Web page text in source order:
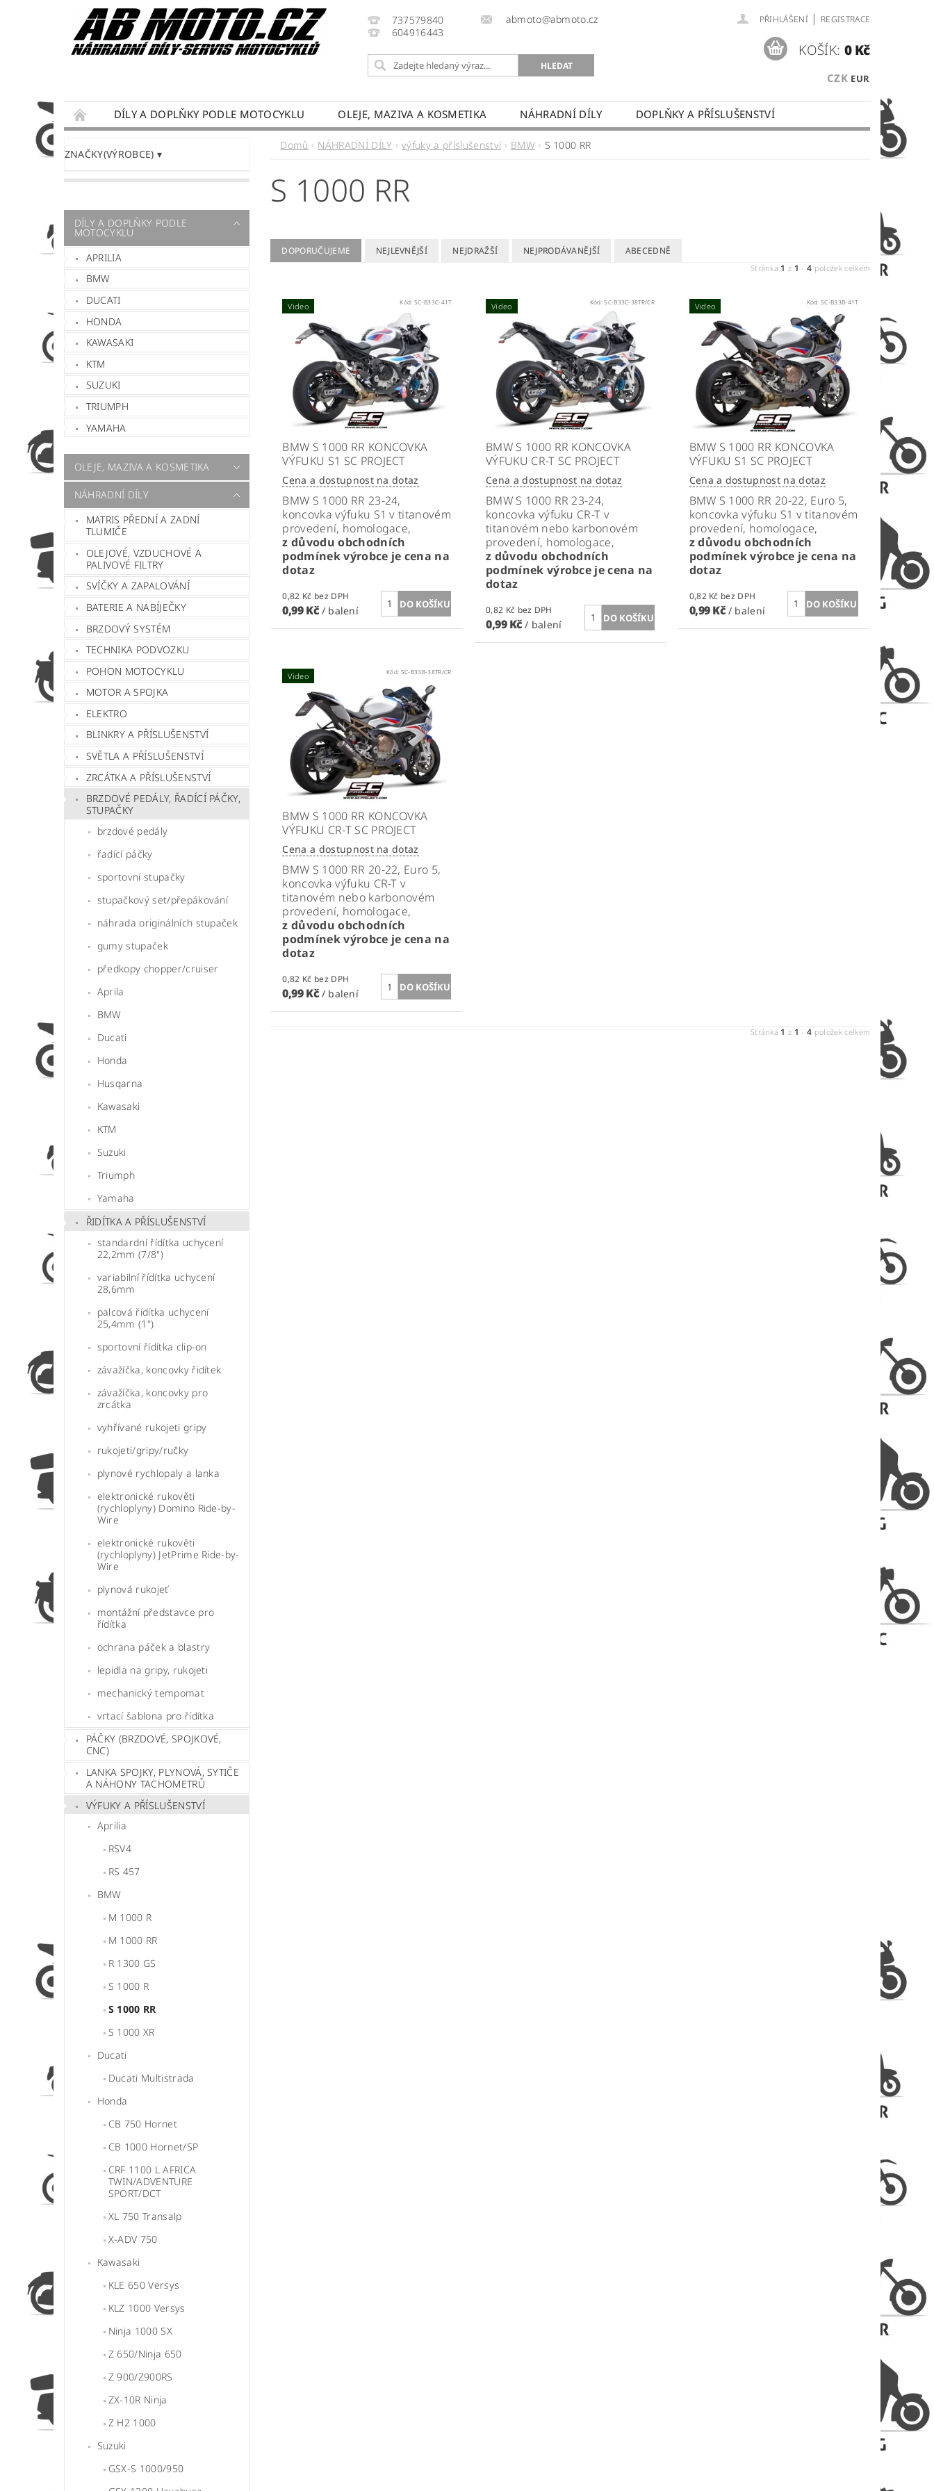
737579840
604916443
abmoto@abmoto.cz PŘIHLÁŠENÍ | REGISTRACE
CZK EUR
KOŠÍK: 0 Kč
DÍLY A DOPLŇKY PODLE MOTOCYKLU OLEJE, MAZIVA A KOSMETIKA NÁHRADNÍ DÍLY
DOPLŇKY A PŘÍSLUŠENSTVÍ
SERVIS MOTOCYKLŮ KONTAKT NAPIŠTE NÁM DOPRAVA A PLATBY
PODMÍNKY OCHRANY OSOBNÍCH ÚDAJŮ
ZNAČKY(VÝROBCE)
DÍLY A DOPLŇKY PODLE
MOTOCYKLU
APRILIA
BMW
DUCATI
HONDA
KAWASAKI
KTM
SUZUKI
TRIUMPH
YAMAHA
OLEJE, MAZIVA A KOSMETIKA
NÁHRADNÍ DÍLY
MATRIS PŘEDNÍ A ZADNÍ
TLUMIČE
OLEJOVÉ, VZDUCHOVÉ A
PALIVOVÉ FILTRY
SVÍČKY A ZAPALOVÁNÍ
BATERIE A NABÍJEČKY
BRZDOVÝ SYSTÉM
TECHNIKA PODVOZKU
POHON MOTOCYKLU
MOTOR A SPOJKA
ELEKTRO
BLINKRY A PŘÍSLUŠENSTVÍ
SVĚTLA A PŘÍSLUŠENSTVÍ
ZRCÁTKA A PŘÍSLUŠENSTVÍ
BRZDOVÉ PEDÁLY, ŘADÍCÍ PÁČKY,
STUPAČKY
brzdové pedály
řadící páčky
sportovní stupačky
stupačkový set/přepákování
náhrada originálních stupaček
gumy stupaček
předkopy chopper/cruiser
Aprila
BMW
Ducati
Honda
Husqarna
Kawasaki
KTM
Suzuki
Triumph
Yamaha
ŘIDÍTKA A PŘÍSLUŠENSTVÍ
standardní řídítka uchycení
22,2mm (7/8")
variabilní řídítka uchycení
28,6mm
palcová řídítka uchycení
25,4mm (1")
sportovní řídítka clip-on
závažíčka, koncovky řidítek
závažíčka, koncovky pro
zrcátka
vyhřívané rukojeti gripy
rukojeti/gripy/ručky
plynové rychlopaly a lanka
elektronické rukověti
(rychloplyny) Domino Ride-by-
Wire
elektronické rukověti
(rychloplyny) JetPrime Ride-by-
Wire
plynová rukojeť
montážní představce pro
řídítka
ochrana páček a blastry
lepidla na gripy, rukojeti
mechanický tempomat
vrtací šablona pro řídítka
PÁČKY (BRZDOVÉ, SPOJKOVÉ,
CNC)
LANKA SPOJKY, PLYNOVÁ, SYTIČE
A NÁHONY TACHOMETRŮ
VÝFUKY A PŘÍSLUŠENSTVÍ
Aprilia
RSV4
RS 457
BMW
M 1000 R
M 1000 RR
R 1300 GS
S 1000 R
S 1000 RR
S 1000 XR
Ducati
Ducati Multistrada
Honda
CB 750 Hornet
CB 1000 Hornet/SP
CRF 1100 L AFRICA
TWIN/ADVENTURE
SPORT/DCT
XL 750 Transalp
X-ADV 750
Kawasaki
KLE 650 Versys
KLZ 1000 Versys
Ninja 1000 SX
Z 650/Ninja 650
Z 900/Z900RS
ZX-10R Ninja
Z H2 1000
Suzuki
GSX-S 1000/950
Domů NÁHRADNÍ DÍLY výfuky a příslušenství BMW S 1000 RR
S 1000 RR
DOPORUČUJEME NEJLEVNĚJŠÍ NEJDRAŽŠÍ NEJPRODÁVANĚJŠÍ ABECEDNĚ
Stránka 1 z 1 -4 položek celkem
Video Kód: SC-B33C-41T
BMW S 1000 RR KONCOVKA
VÝFUKU S1 SC PROJECT
Cena a dostupnost na dotaz
BMW S 1000 RR 23-24,
koncovka výfuku S1 v titanovém
provedení, homologace,
z důvodu obchodních
podmínek výrobce je cena na
dotaz
0,82 Kč bez DPH
0,99 Kč / balení
Video Kód:SC-B33C-38TR/CR
BMW S 1000 RR KONCOVKA
VÝFUKU CR-T SC PROJECT
Cena a dostupnost na dotaz
BMW S 1000 RR 23-24,
koncovka výfuku CR-T v
titanovém nebo karbonovém
provedení, homologace,
z důvodu obchodních
podmínek výrobce je cena na
dotaz
0,82 Kč bez DPH
0,99 Kč/ balení
Video Kód:SC-B33B-41T
BMW S 1000 RR KONCOVKA
VÝFUKU S1 SC PROJECT
Cena a dostupnost na dotaz
BMW S 1000 RR 20-22, Euro 5,
koncovka výfuku S1 v titanovém
provedení, homologace,
z důvodu obchodních
podmínek výrobce je cena na
dotaz
0,82 Kč bez DPH
0,99 Kč / balení
Video Kód: SC-B33B-38TR/CR
BMW S 1000 RR KONCOVKA
VÝFUKU CR-T SC PROJECT
Cena a dostupnost na dotaz
BMW S 1000 RR 20-22, Euro 5,
koncovka výfuku CR-T v
titanovém nebo karbonovém
provedení, homologace,
z důvodu obchodních
podmínek výrobce je cena na
dotaz
0,82 Kč bez DPH
0,99 Kč / balení
Stránka 1 z 1 -4 položek celkem